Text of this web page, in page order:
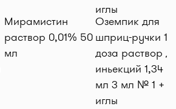
Мирамистин
раствор 0,01% 50
мл
Оземпик для
шприц-ручки 1
доза раствор
иньекций 1,34
мл 3 мл № 1 + 4
иглы